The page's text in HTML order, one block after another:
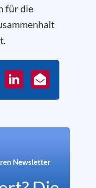
für die
LinkedIn
E-
Mail
Newsletter